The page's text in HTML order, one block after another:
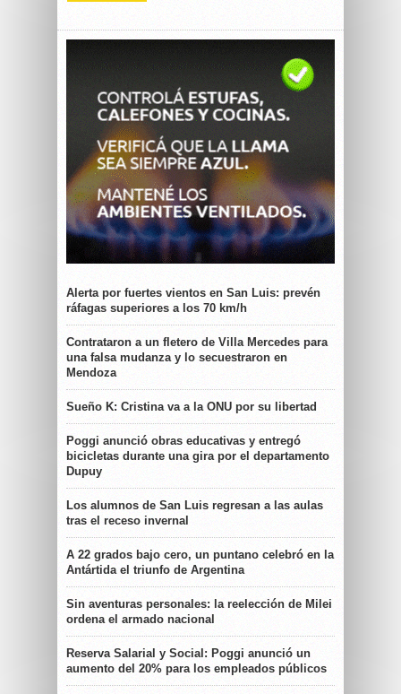
Alerta por fuertes vientos en San Luis: prevén
ráfagas superiores a los 70 km/h
Contrataron a un fletero de Villa Mercedes para
una falsa mudanza y lo secuestraron en
Mendoza
Sueño K: Cristina va a la ONU por su libertad
Poggi anunció obras educativas y entregó
bicicletas durante una gira por el departamento
Dupuy
Los alumnos de San Luis regresan a las aulas
tras el receso invernal
A 22 grados bajo cero, un puntano celebró en la
Antártida el triunfo de Argentina
Sin aventuras personales: la reelección de Milei
ordena el armado nacional
Reserva Salarial y Social: Poggi anunció un
aumento del 20% para los empleados públicos